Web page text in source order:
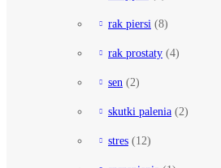
rak piersi (8)
rak prostaty (4)
sen (2)
skutki palenia (2)
stres (12)